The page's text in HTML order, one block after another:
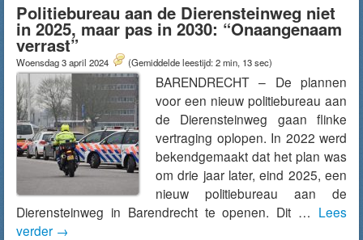
Politiebureau aan de Dierensteinweg niet
in 2025, maar pas in 2030: “Onaangenaam
verrast”
Woensdag 3 april 2024 (Gemiddelde leestijd: 2 min, 13 sec)
BARENDRECHT – De plannen
voor een nieuw politiebureau aan
de Dierensteinweg gaan flinke
vertraging oplopen. In 2022 werd
bekendgemaakt dat het plan was
om drie jaar later, eind 2025, een
nieuw politiebureau aan de
Dierensteinweg in Barendrecht te openen. Dit … Lees
verder →